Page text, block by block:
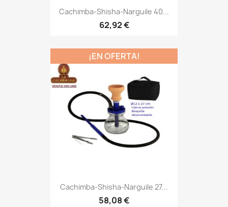
Cachimba-Shisha-Narguile 40...
62,92 €
Cachimba-Shisha-Narguile 27...
58,08 €
¡EN OFERTA!